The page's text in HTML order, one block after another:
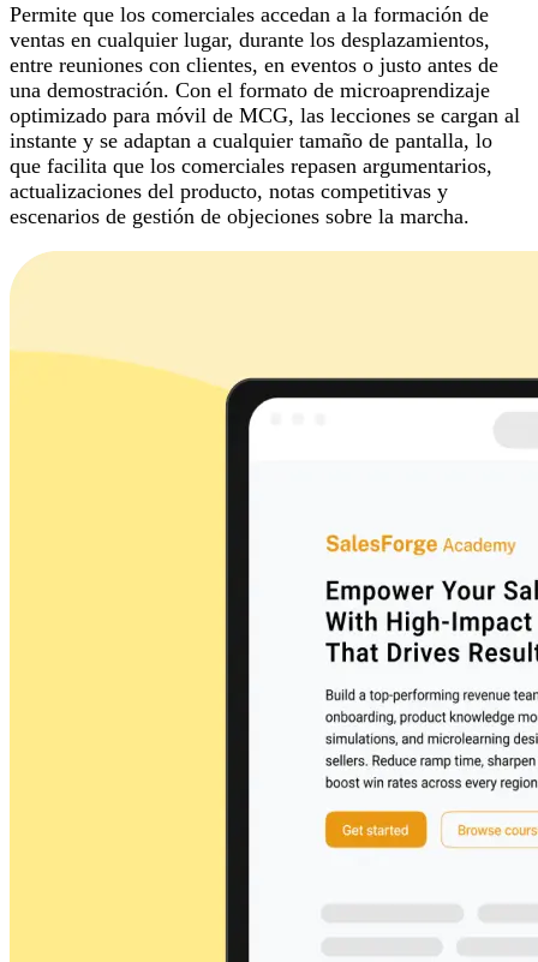
Permite que los comerciales accedan a la formación de
ventas en cualquier lugar, durante los desplazamientos,
entre reuniones con clientes, en eventos o justo antes de
una demostración. Con el formato de microaprendizaje
optimizado para móvil de MCG, las lecciones se cargan al
instante y se adaptan a cualquier tamaño de pantalla, lo
que facilita que los comerciales repasen argumentarios,
actualizaciones del producto, notas competitivas y
escenarios de gestión de objeciones sobre la marcha.